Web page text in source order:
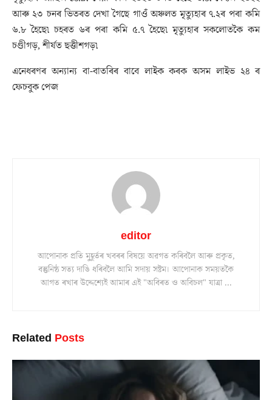
আৰু ২৩ চনৰ ভিতৰত দেখা গৈছে গাওঁ অঞ্চলত মৃত্যুহাৰ ৭.২ৰ পৰা কমি
৬.৮ হৈছে৷ চহৰত ৬ৰ পৰা কমি ৫.৭ হৈছে৷ মৃত্যুহাৰ সকলোতকৈ কম
চণ্ডীগড়, শীৰ্ষত ছত্তীশগড়৷
এনেধৰণৰ অন্যান্য বা-বাতৰিৰ বাবে লাইক কৰক অসম লাইভ ২৪ ৰ
ফেচবুক পেজ
editor
আপোনাক প্ৰতি মুহূৰ্তৰ খবৰৰ বিষয়ে অৱগত কৰিবলৈ আৰু প্ৰকৃত,
বস্তুনিষ্ঠ সত্য দাঙি ধৰিবলৈ আমি সদায় সষ্টম। আপোনাক সময়তকৈ
আগত ৰখাৰ উদ্দেশ্যেই আমাৰ এই "অবিৰত ও অবিচল" যাত্ৰা ...
Related Posts